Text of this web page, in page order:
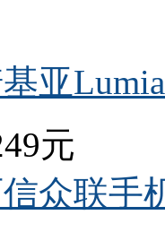
亚
元
众联手